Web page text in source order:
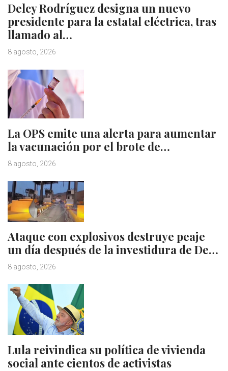
Delcy Rodríguez designa un nuevo
presidente para la estatal eléctrica, tras
llamado al…
8 agosto, 2026
La OPS emite una alerta para aumentar
la vacunación por el brote de…
8 agosto, 2026
Ataque con explosivos destruye peaje
un día después de la investidura de De…
8 agosto, 2026
Lula reivindica su política de vivienda
social ante cientos de activistas